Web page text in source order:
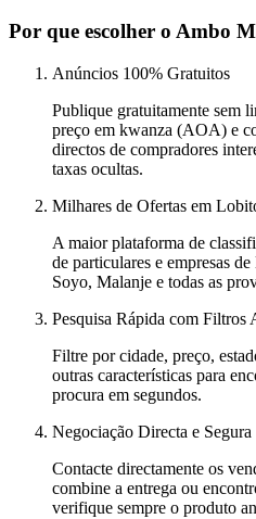
Por que escolher o Ambo
Anúncios 100% Gratuitos
Publique gratuitamente sem
preço em kwanza (AOA) e
directos de compradores
taxas ocultas.
Milhares de Ofertas em
A maior plataforma de
de particulares e empresas
Soyo, Malanje e todas as
Pesquisa Rápida com Filtros
Filtre por cidade, preço,
outras características para
procura em segundos.
Negociação Directa e Segura
Contacte directamente os
combine a entrega ou
verifique sempre o produto